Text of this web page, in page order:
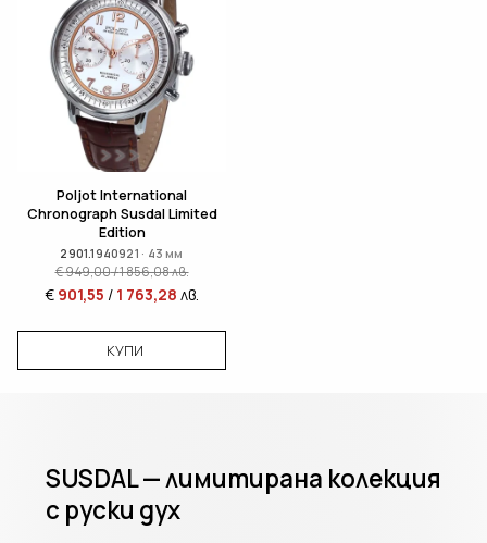
Poljot International
Chronograph Susdal Limited
Edition
2901.1940921 · 43 мм
€949,00/1 856,08лв.
€ 901,55 / 1 763,28 лв.
КУПИ
SUSDAL — лимитирана колекция
с руски дух